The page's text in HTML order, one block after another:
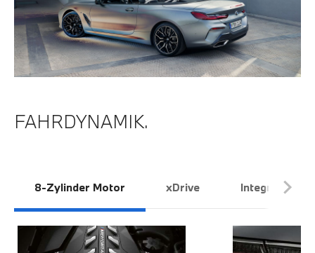
FAHRDYNAMIK.
8-Zylinder Motor xDrive Integral-